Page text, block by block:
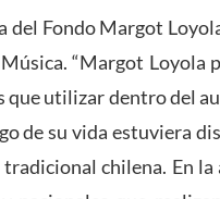
Fondo Margot
“Margot Loyola
utilizar dentro del
de su vida estuviera
chilena. En la